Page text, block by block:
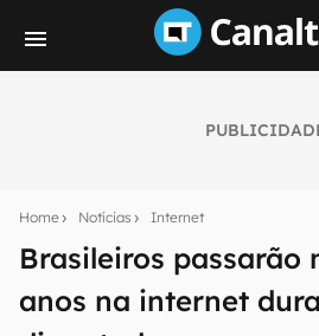
Home Notícias Internet
Brasileiros passarão
anos na internet
notícias e reviews sobre
mão.
E-mail